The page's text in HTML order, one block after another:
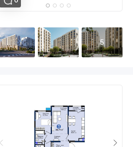
5